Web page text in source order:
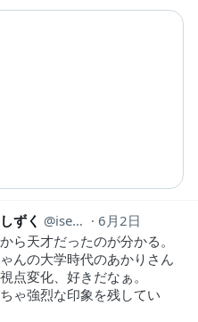
ずく isesizuku
6月2日
ら天才だったのが分かる。
んの大学時代のあかりさん
点変化、好きだなぁ。
ゃ強烈な印象を残してい